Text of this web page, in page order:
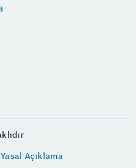
Yasal Açıklama